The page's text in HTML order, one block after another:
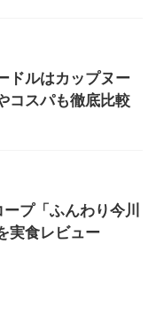
ドルはカップヌー
コスパも徹底比較
プ「ふんわり今川
実食レビュー